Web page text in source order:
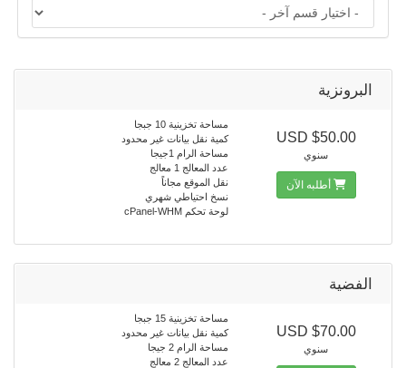
البرونزية
مساحة تخزينية 10 جبجا
كمية نقل بيانات غير محدود
مساحة الرام 1جيجا
عدد المعالج 1 معالج
نقل الموقع مجاناً
نسخ احتياطي شهري
لوحة تحكم cPanel-WHM
$50.00 USD
سنوي
أطلبه الآن
الفضية
مساحة تخزينية 15 جبجا
كمية نقل بيانات غير محدود
مساحة الرام 2 جيجا
عدد المعالج 2 معالج
$70.00 USD
سنوي